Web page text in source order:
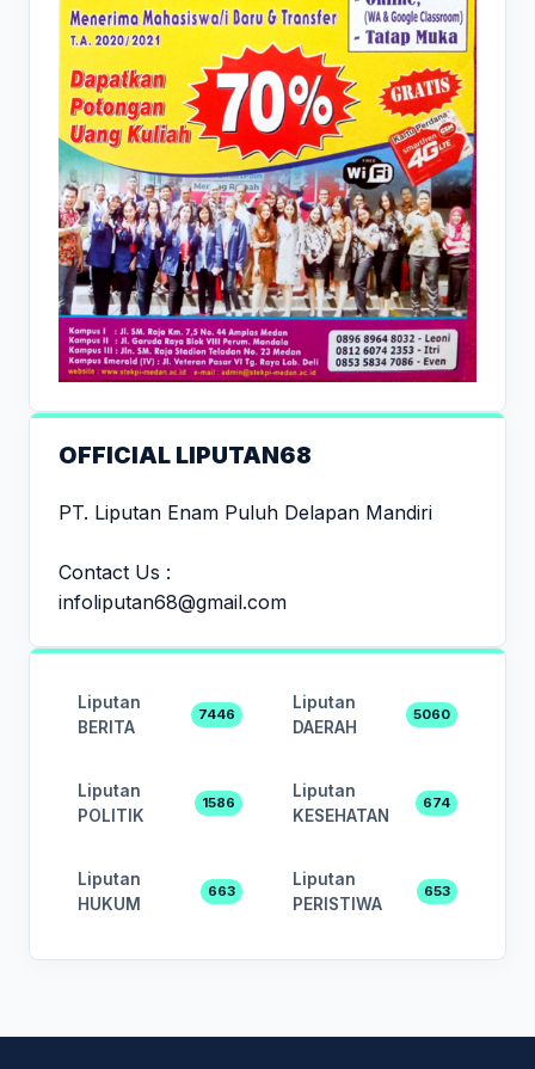
OFFICIAL LIPUTAN68
PT. Liputan Enam Puluh Delapan Mandiri
Contact Us :
infoliputan68@gmail.com
Liputan
BERITA
7446
Liputan
DAERAH
5060
Liputan
POLITIK
1586
Liputan
KESEHATAN
674
Liputan
HUKUM
663
Liputan
PERISTIWA
653